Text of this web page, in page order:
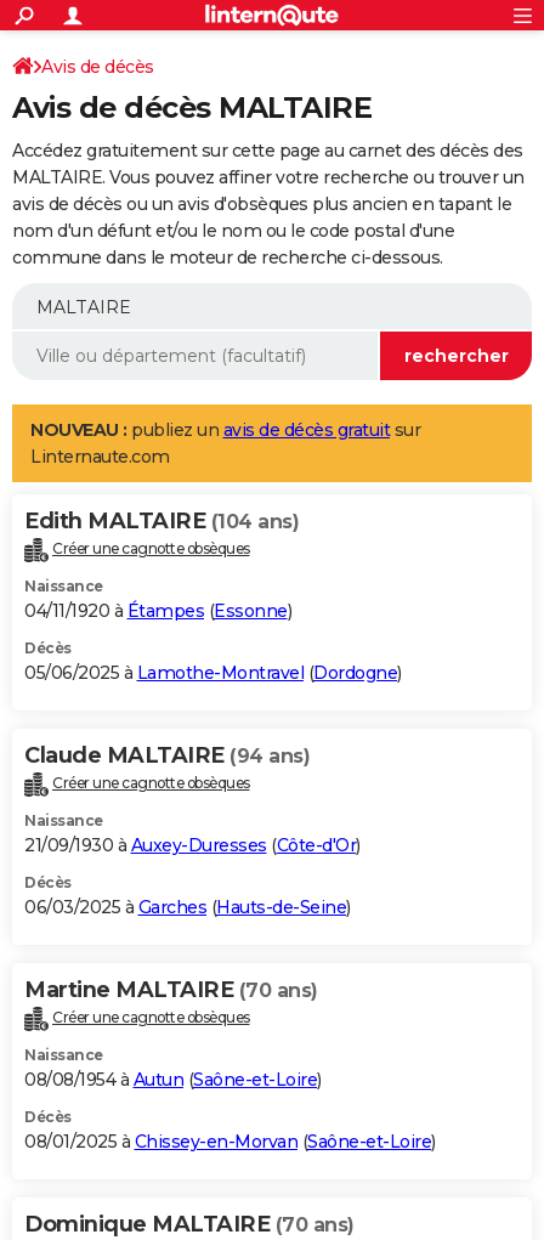
ACTUALITÉS
Politique
Société
Faits Divers
Education
Monde
Villes
+
SPORT
Coupe du monde 2026
Football
Tennis
Cyclisme
Rugby
Forum
Programme TV
TNT
Streaming
Cinéma
Sorties cinéma
Musique
+
FINANCE
Retraite
Epargne
Immobilier
Risques naturels par ville
Banque
Assurance
AUTO
Essais
Réserver un essai
Citadines
Berlines
SUV
Forum auto
+
Mobiles
Meilleur smartphone
Internet
Ordinateurs
Jeux vidéo
Guide high-tech
Aménagement intérieur
LIFESTYLE
Art de vivre
Bien-être
Loisirs
Mode
Modes de vie
Alimentation
Guide de la santé
Maladies
Médicaments
Sommeil
VOYAGE
Destinations
City break
Voyage nature
Voyage de noces
Forum
Climat
+PHOTO
GUIDES D'ACHAT
BONS PLANS
Carte de Noël
Carte Bonne année
Carte Saint-Valentin
Carte Pâques
Carte d'anniversaire
DICTIONNAIRE
Dictionnaire
Biographies
Citations
Expressions
Proverbes
PROGRAMME TV
S'inscrire
Se connecter
Lycées
Collèges
Primaires
Universités
Entreprises
Service militaire
Avis de recherche
AVIS DE DÉCÈS
Bricolage
Lifestyle
Culture
Sport
Auto
Television
Voyage
Cinema
Avis de décès
Avis de décès MALTAIRE
Accédez gratuitement sur cette page au carnet des décès des
MALTAIRE. Vous pouvez affiner votre recherche ou trouver un
avis de décès ou un avis d'obsèques plus ancien en tapant le
nom d'un défunt et/ou le nom ou le code postal d'une
commune dans le moteur de recherche ci-dessous.
NOUVEAU : publiez un avis de décès gratuitsur
Linternaute.com
Edith MALTAIRE (104 ans)
Créer une cagnotte obsèques
Naissance
04/11/1920 à Étampes (Essonne)
Décès
05/06/2025 à Lamothe-Montravel (Dordogne)
Claude MALTAIRE (94 ans)
Créer une cagnotte obsèques
Naissance
21/09/1930 à Auxey-Duresses (Côte-d'Or)
Décès
06/03/2025 à Garches (Hauts-de-Seine)
Martine MALTAIRE (70 ans)
Créer une cagnotte obsèques
Naissance
08/08/1954 à Autun (Saône-et-Loire)
Décès
08/01/2025 à Chissey-en-Morvan (Saône-et-Loire)
Dominique MALTAIRE (70 ans)